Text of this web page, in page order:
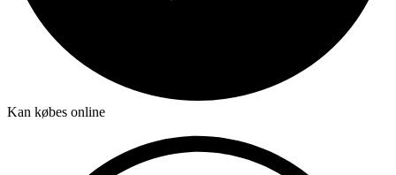
Kan købes online